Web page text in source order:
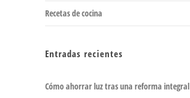
Recetas de cocina
Entradas recientes
Cómo ahorrar luz tras una reforma integral